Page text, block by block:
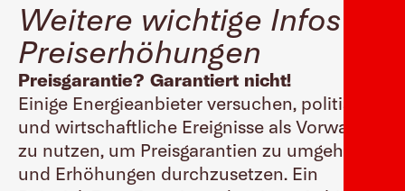
Weitere wichtige Infos zu
Preiserhöhungen
Preisgarantie? Garantiert nicht!
Einige Energieanbieter versuchen, politische
und wirtschaftliche Ereignisse als Vorwand
zu nutzen, um Preisgarantien zu umgehen
und Erhöhungen durchzusetzen. Ein